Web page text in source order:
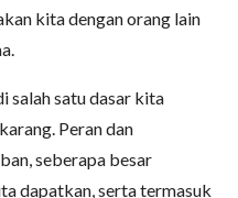
kita dengan orang lain
salah satu dasar kita
Peran dan
seberapa besar
dapatkan, serta termasuk